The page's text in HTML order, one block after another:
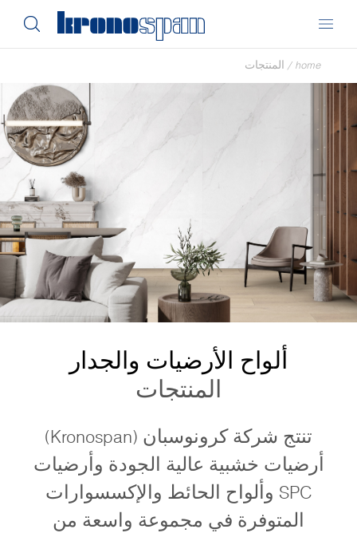
home
/ المنتجات
ألواح الأرضيات والجدار
المنتجات
تنتج شركة كرونوسبان (Kronospan)
أرضيات خشبية عالية الجودة وأرضيات
SPC وألواح الحائط والإكسسوارات
المتوفرة في مجموعة واسعة من